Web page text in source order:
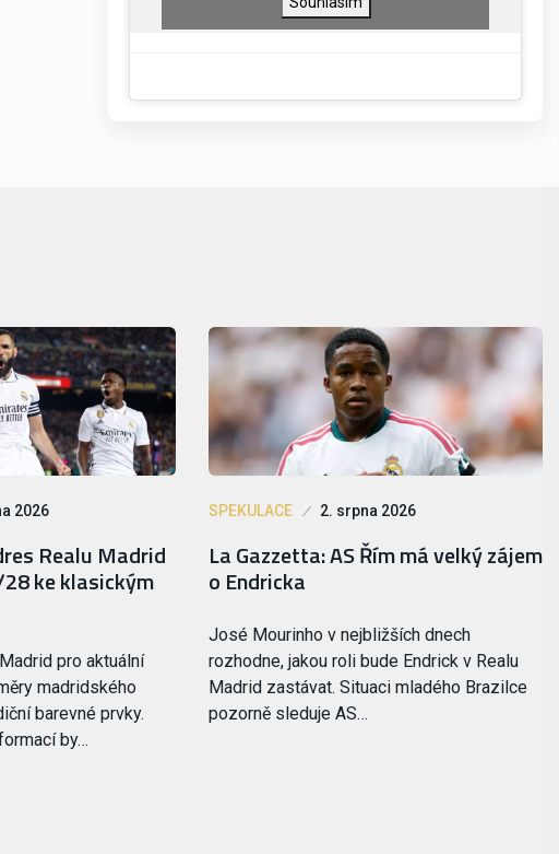
2026
Realu Madrid
ke klasickým
pro aktuální
madridského
barevné prvky.
by…
SPEKULACE 2. srpna 2026
La Gazzetta: AS Řím má velký zájem
o Endricka
José Mourinho v nejbližších dnech
rozhodne, jakou roli bude Endrick v Realu
Madrid zastávat. Situaci mladého Brazilce
pozorně sleduje AS…